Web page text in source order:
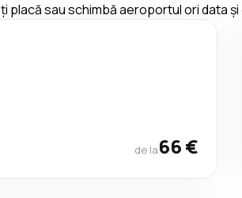
sau schimbă aeroportul ori data și
de la66 €